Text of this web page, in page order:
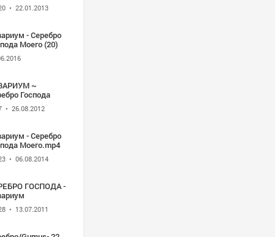
• 22.01.2013
- Серебро
Моего (20)
~
Господа
• 26.08.2012
- Серебро
Моего.mp4
• 06.08.2014
ГОСПОДА -
• 13.07.2011